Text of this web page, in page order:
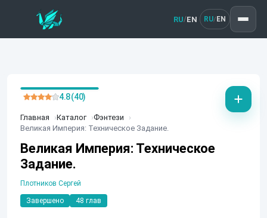
RU/EN RU/ EN
Главная Каталог
Фэнтези
Великая Империя: Техническое Задание.
Великая Империя: Техническое
Задание.
Плотников Сергей
Завершено 48 глав
4.8 (40)